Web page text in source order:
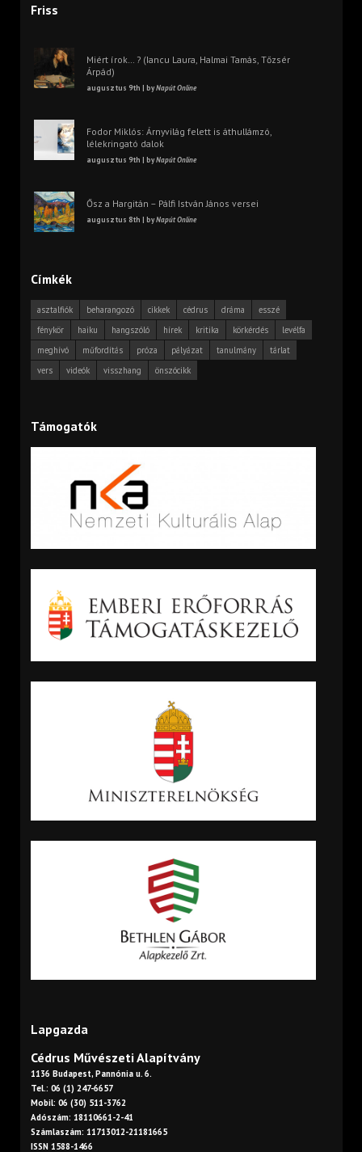
Friss
Miért írok… ? (Iancu Laura, Halmai Tamás, Tőzsér
Árpád)
augusztus 9th | byNapút Online
Fodor Miklós: Árnyvilág felett is áthullámzó,
lélekringató dalok
augusztus 9th | byNapút Online
Ősz a Hargitán – Pálfi István János versei
augusztus 8th | byNapút Online
Címkék
asztalfiók beharangozó cikkek cédrus dráma
esszé
fénykör
haiku hangszóló hírek kritika körkérdés
levélfa
meghívó
műfordítás próza pályázat tanulmány
tárlat
vers
videók visszhang önszócikk
Támogatók
Lapgazda
Cédrus Művészeti Alapítvány
1136 Budapest, Pannónia u. 6.
Tel.: 06 (1) 247-6657
Mobil: 06 (30) 511-3762
Adószám: 18110661-2-41
Számlaszám: 11713012-21181665
ISSN 1588-1466